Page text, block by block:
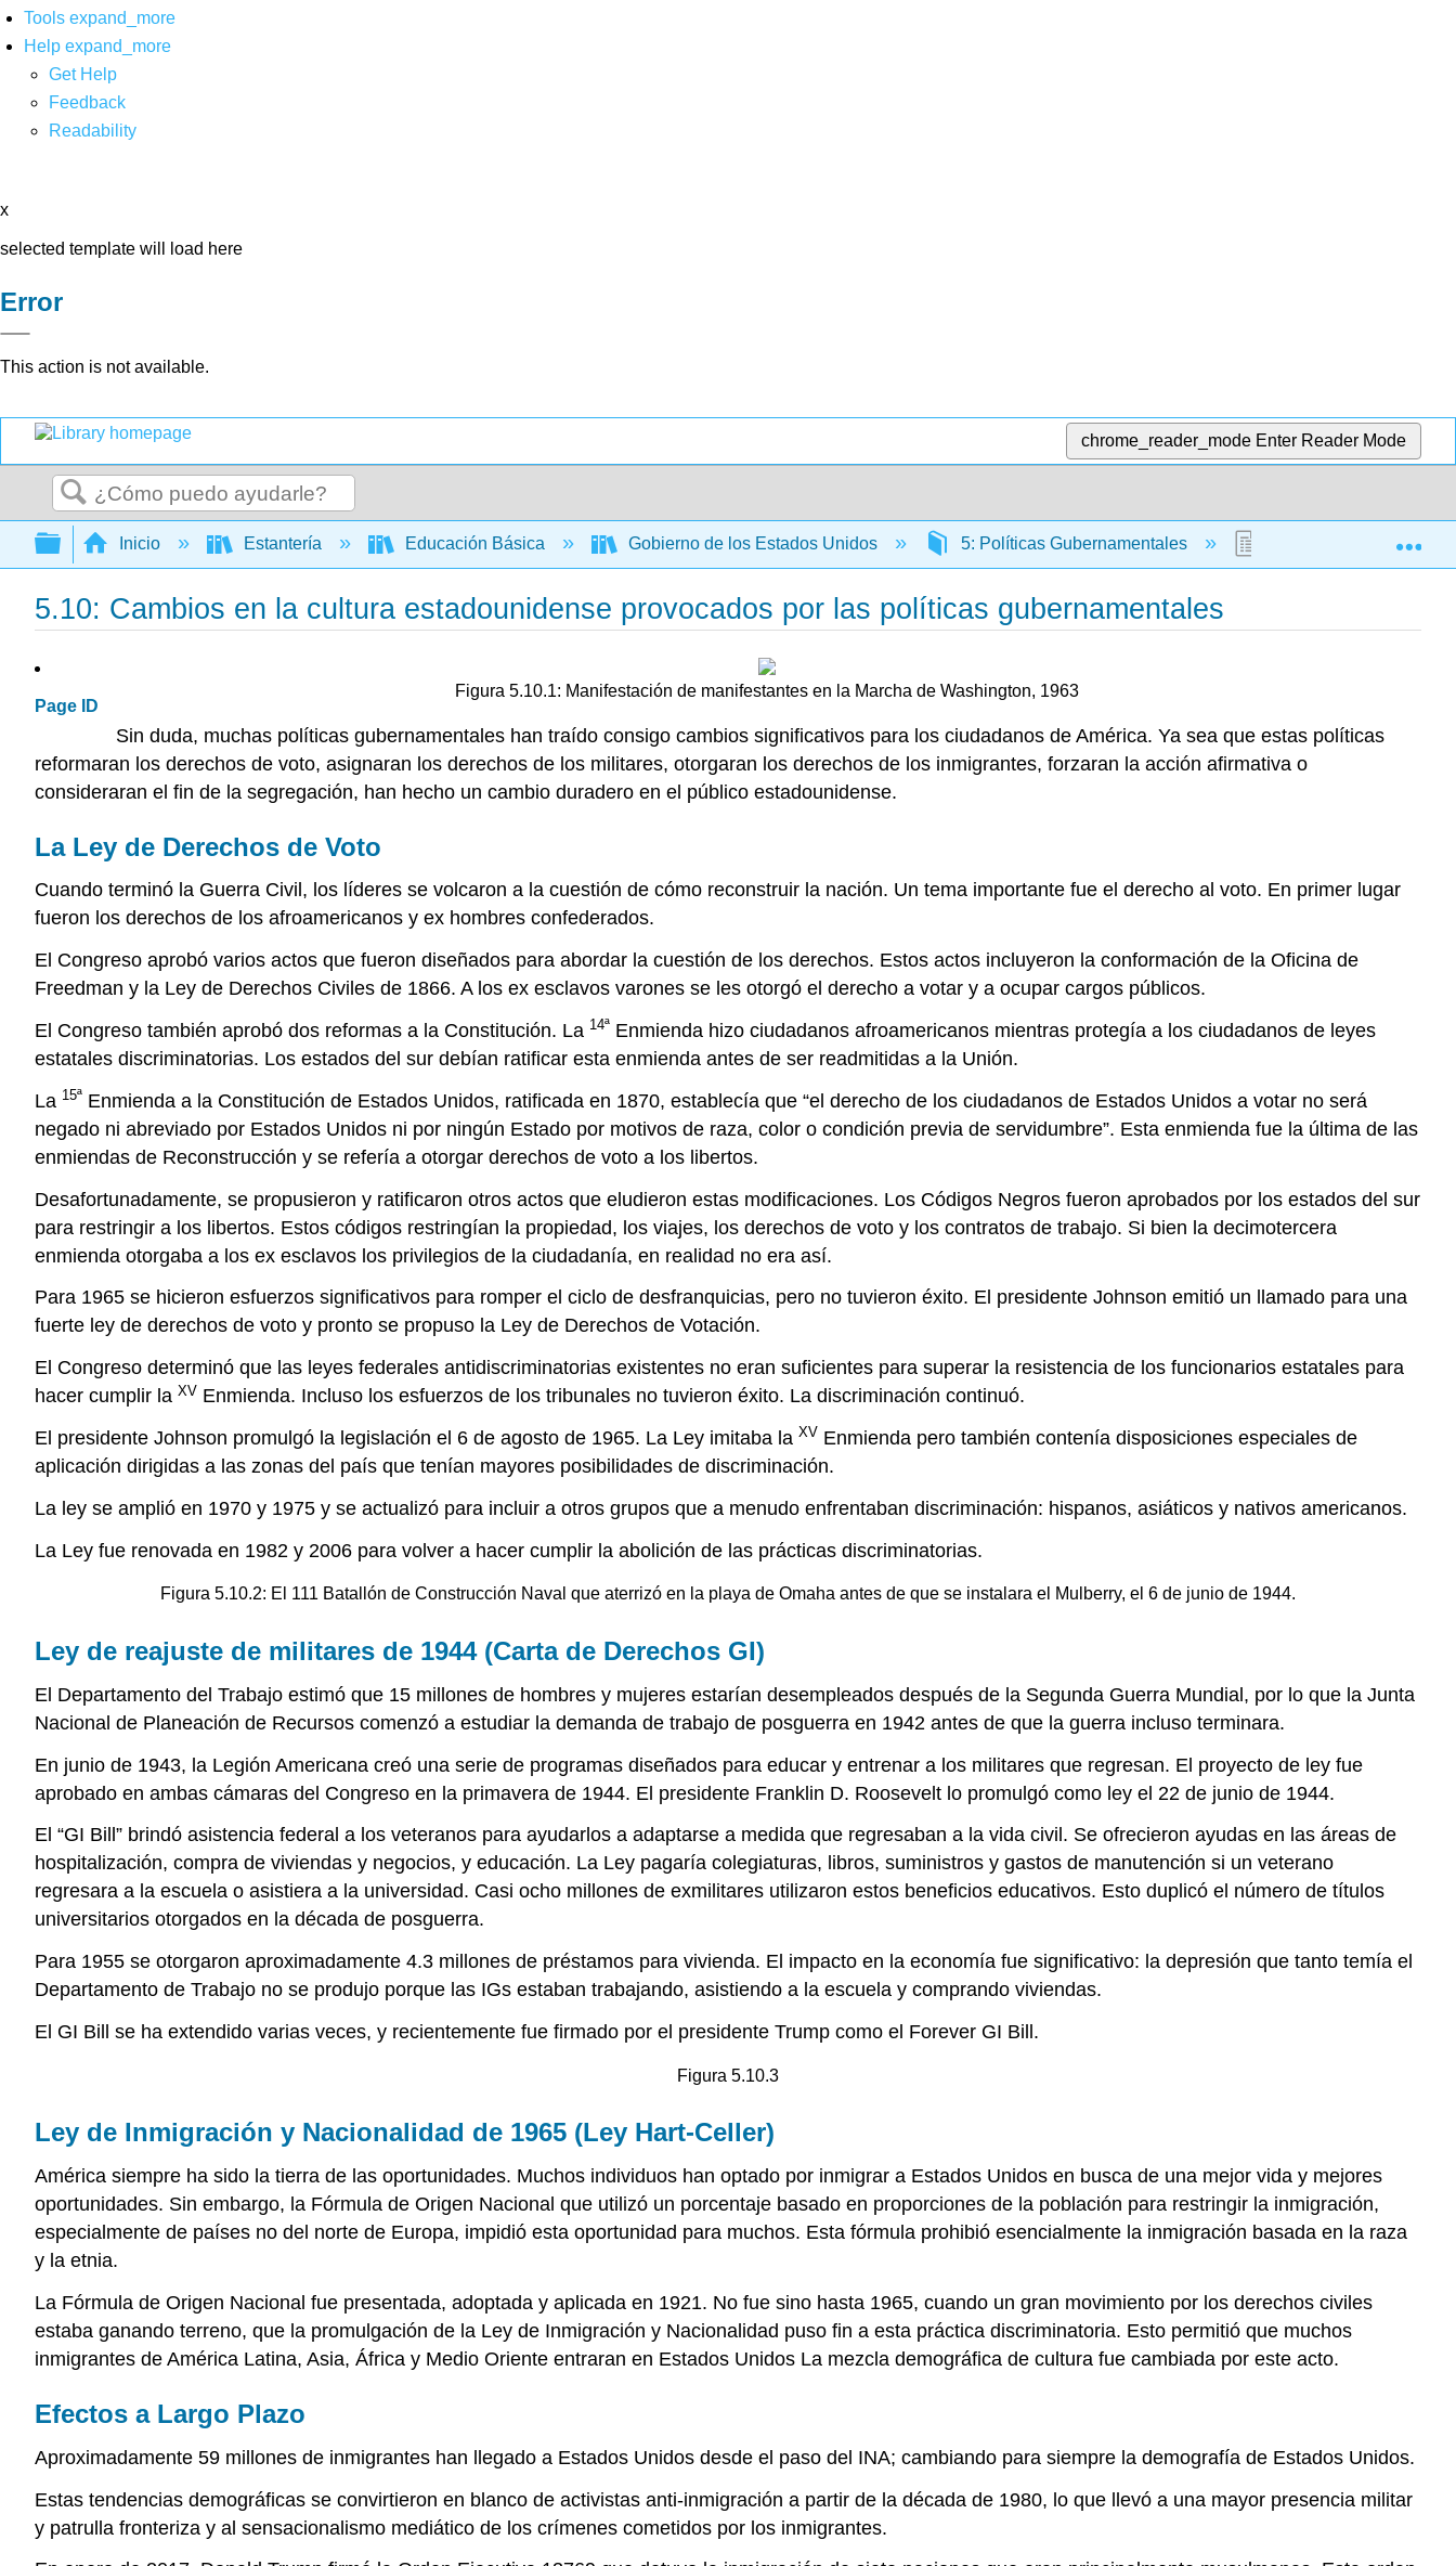
Tools expand_more
Help expand_more
Get Help
Feedback
Readability
x
selected template will load here
Error
This action is not available.
chrome_reader_mode Enter Reader Mode
Buscar
Expandir/contraer jerarquía global
Inicio Estantería Educación Básica Gobierno de los Estados Unidos 5: Políticas Gubernamentales 5.10: Cambios en la
5.10: Cambios en la cultura estadounidense provocados por las políticas gubernamentales
Page ID
Figura 5.10.1: Manifestación de manifestantes en la Marcha de Washington, 1963
Sin duda, muchas políticas gubernamentales han traído consigo cambios significativos para los ciudadanos de América. Ya sea que estas políticas
reformaran los derechos de voto, asignaran los derechos de los militares, otorgaran los derechos de los inmigrantes, forzaran la acción afirmativa o
consideraran el fin de la segregación, han hecho un cambio duradero en el público estadounidense.
La Ley de Derechos de Voto
Cuando terminó la Guerra Civil, los líderes se volcaron a la cuestión de cómo reconstruir la nación. Un tema importante fue el derecho al voto. En primer lugar
fueron los derechos de los afroamericanos y ex hombres confederados.
El Congreso aprobó varios actos que fueron diseñados para abordar la cuestión de los derechos. Estos actos incluyeron la conformación de la Oficina de
Freedman y la Ley de Derechos Civiles de 1866. A los ex esclavos varones se les otorgó el derecho a votar y a ocupar cargos públicos.
El Congreso también aprobó dos reformas a la Constitución. La 14ª Enmienda hizo ciudadanos afroamericanos mientras protegía a los ciudadanos de leyes
estatales discriminatorias. Los estados del sur debían ratificar esta enmienda antes de ser readmitidas a la Unión.
La 15ª Enmienda a la Constitución de Estados Unidos, ratificada en 1870, establecía que “el derecho de los ciudadanos de Estados Unidos a votar no será
negado ni abreviado por Estados Unidos ni por ningún Estado por motivos de raza, color o condición previa de servidumbre”. Esta enmienda fue la última de las
enmiendas de Reconstrucción y se refería a otorgar derechos de voto a los libertos.
Desafortunadamente, se propusieron y ratificaron otros actos que eludieron estas modificaciones. Los Códigos Negros fueron aprobados por los estados del sur
para restringir a los libertos. Estos códigos restringían la propiedad, los viajes, los derechos de voto y los contratos de trabajo. Si bien la decimotercera
enmienda otorgaba a los ex esclavos los privilegios de la ciudadanía, en realidad no era así.
Para 1965 se hicieron esfuerzos significativos para romper el ciclo de desfranquicias, pero no tuvieron éxito. El presidente Johnson emitió un llamado para una
fuerte ley de derechos de voto y pronto se propuso la Ley de Derechos de Votación.
El Congreso determinó que las leyes federales antidiscriminatorias existentes no eran suficientes para superar la resistencia de los funcionarios estatales para
hacer cumplir la XV Enmienda. Incluso los esfuerzos de los tribunales no tuvieron éxito. La discriminación continuó.
El presidente Johnson promulgó la legislación el 6 de agosto de 1965. La Ley imitaba la XV Enmienda pero también contenía disposiciones especiales de
aplicación dirigidas a las zonas del país que tenían mayores posibilidades de discriminación.
La ley se amplió en 1970 y 1975 y se actualizó para incluir a otros grupos que a menudo enfrentaban discriminación: hispanos, asiáticos y nativos americanos.
La Ley fue renovada en 1982 y 2006 para volver a hacer cumplir la abolición de las prácticas discriminatorias.
Figura 5.10.2: El 111 Batallón de Construcción Naval que aterrizó en la playa de Omaha antes de que se instalara el Mulberry, el 6 de junio de 1944.
Ley de reajuste de militares de 1944 (Carta de Derechos GI)
El Departamento del Trabajo estimó que 15 millones de hombres y mujeres estarían desempleados después de la Segunda Guerra Mundial, por lo que la Junta
Nacional de Planeación de Recursos comenzó a estudiar la demanda de trabajo de posguerra en 1942 antes de que la guerra incluso terminara.
En junio de 1943, la Legión Americana creó una serie de programas diseñados para educar y entrenar a los militares que regresan. El proyecto de ley fue
aprobado en ambas cámaras del Congreso en la primavera de 1944. El presidente Franklin D. Roosevelt lo promulgó como ley el 22 de junio de 1944.
El “GI Bill” brindó asistencia federal a los veteranos para ayudarlos a adaptarse a medida que regresaban a la vida civil. Se ofrecieron ayudas en las áreas de
hospitalización, compra de viviendas y negocios, y educación. La Ley pagaría colegiaturas, libros, suministros y gastos de manutención si un veterano
regresara a la escuela o asistiera a la universidad. Casi ocho millones de exmilitares utilizaron estos beneficios educativos. Esto duplicó el número de títulos
universitarios otorgados en la década de posguerra.
Para 1955 se otorgaron aproximadamente 4.3 millones de préstamos para vivienda. El impacto en la economía fue significativo: la depresión que tanto temía el
Departamento de Trabajo no se produjo porque las IGs estaban trabajando, asistiendo a la escuela y comprando viviendas.
El GI Bill se ha extendido varias veces, y recientemente fue firmado por el presidente Trump como el Forever GI Bill.
Figura 5.10.3
Ley de Inmigración y Nacionalidad de 1965 (Ley Hart-Celler)
América siempre ha sido la tierra de las oportunidades. Muchos individuos han optado por inmigrar a Estados Unidos en busca de una mejor vida y mejores
oportunidades. Sin embargo, la Fórmula de Origen Nacional que utilizó un porcentaje basado en proporciones de la población para restringir la inmigración,
especialmente de países no del norte de Europa, impidió esta oportunidad para muchos. Esta fórmula prohibió esencialmente la inmigración basada en la raza
y la etnia.
La Fórmula de Origen Nacional fue presentada, adoptada y aplicada en 1921. No fue sino hasta 1965, cuando un gran movimiento por los derechos civiles
estaba ganando terreno, que la promulgación de la Ley de Inmigración y Nacionalidad puso fin a esta práctica discriminatoria. Esto permitió que muchos
inmigrantes de América Latina, Asia, África y Medio Oriente entraran en Estados Unidos La mezcla demográfica de cultura fue cambiada por este acto.
Efectos a Largo Plazo
Aproximadamente 59 millones de inmigrantes han llegado a Estados Unidos desde el paso del INA; cambiando para siempre la demografía de Estados Unidos.
Estas tendencias demográficas se convirtieron en blanco de activistas anti-inmigración a partir de la década de 1980, lo que llevó a una mayor presencia militar
y patrulla fronteriza y al sensacionalismo mediático de los crímenes cometidos por los inmigrantes.